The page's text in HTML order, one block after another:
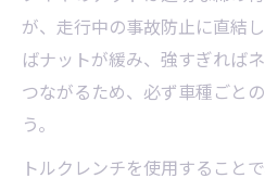
が、走行中の事故防止に直結
ばナットが緩み、強すぎれば
つながるため、必ず車種ごと
う。
トルクレンチを使用すること